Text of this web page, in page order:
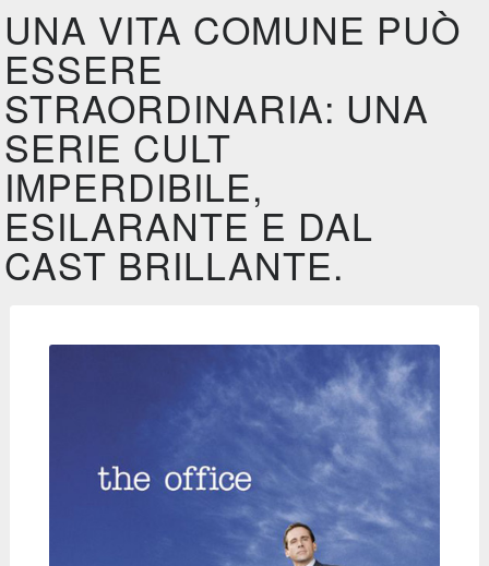
UNA VITA COMUNE PUÒ
ESSERE
STRAORDINARIA: UNA
SERIE CULT
IMPERDIBILE,
ESILARANTE E DAL
CAST BRILLANTE.